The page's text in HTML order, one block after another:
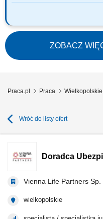
Twój zakres obowiązków:
solidnej marki, pozyskiwanie
organizacja własnej aktywności
ZOBACZ
Praca.pl Praca Wielkopolskie
Wróć do listy ofert
Doradca
Vienna Life Partners Sp.
wielkopolskie